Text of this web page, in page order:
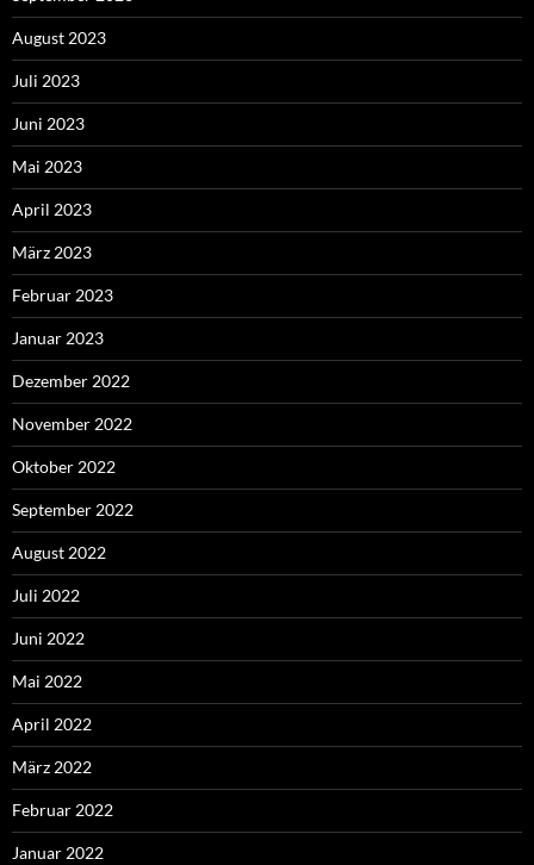
August 2023
Juli 2023
Juni 2023
Mai 2023
April 2023
März 2023
Februar 2023
Januar 2023
Dezember 2022
November 2022
Oktober 2022
September 2022
August 2022
Juli 2022
Juni 2022
Mai 2022
April 2022
März 2022
Februar 2022
Januar 2022